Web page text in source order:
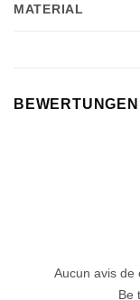
MATERIAL
Aucun avis de
Be
Appliquer